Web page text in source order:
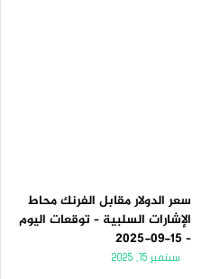
سعر الدولار مقابل الفرنك محاط
الإشارات السلبية – توقعات اليوم
– 15-09-2025
سبتمبر 15, 2025